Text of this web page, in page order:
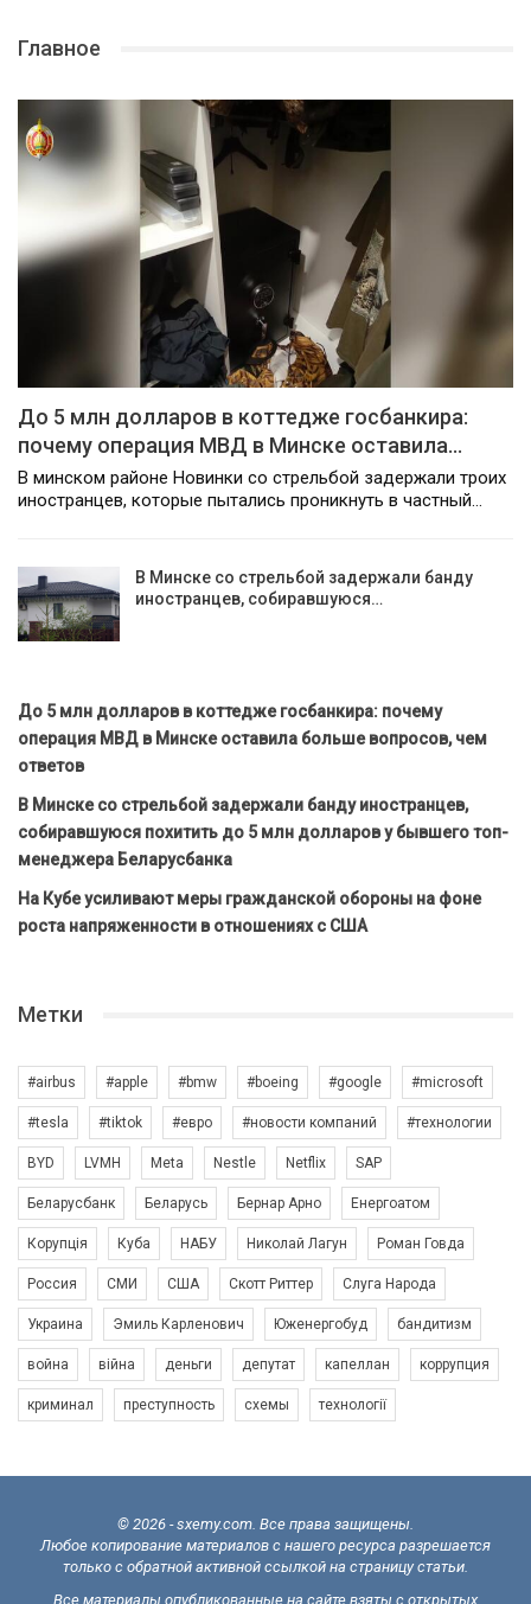
Главное
До 5 млн долларов в коттедже госбанкира:
почему операция МВД в Минске оставила…
В минском районе Новинки со стрельбой задержали троих
иностранцев, которые пытались проникнуть в частный…
В Минске со стрельбой задержали банду
иностранцев, собиравшуюся…
До 5 млн долларов в коттедже госбанкира: почему
операция МВД в Минске оставила больше вопросов, чем
ответов
В Минске со стрельбой задержали банду иностранцев,
собиравшуюся похитить до 5 млн долларов у бывшего топ-
менеджера Беларусбанка
На Кубе усиливают меры гражданской обороны на фоне
роста напряженности в отношениях с США
Метки
#airbus #apple #bmw #boeing #google #microsoft
#tesla #tiktok #евро #новости компаний #технологии
BYD LVMH Meta Nestle Netflix SAP
Беларусбанк Беларусь Бернар Арно Енергоатом
Корупція Куба НАБУ Николай Лагун Роман Говда
Россия СМИ США Скотт Риттер Слуга Народа
Украина Эмиль Карленович Юженергобуд бандитизм
война війна деньги депутат капеллан коррупция
криминал преступность схемы технології
© 2026 - sxemy.com. Все права защищены.
Любое копирование материалов с нашего ресурса разрешается
только с обратной активной ссылкой на страницу статьи.
Все материалы опубликованные на сайте взяты с открытых